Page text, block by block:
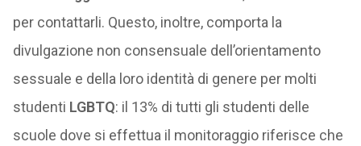
per contattarli. Questo, inoltre, comporta la
divulgazione non consensuale dell’orientamento
sessuale e della loro identità di genere per molti
studenti LGBTQ: il 13% di tutti gli studenti delle
scuole dove si effettua il monitoraggio riferisce che